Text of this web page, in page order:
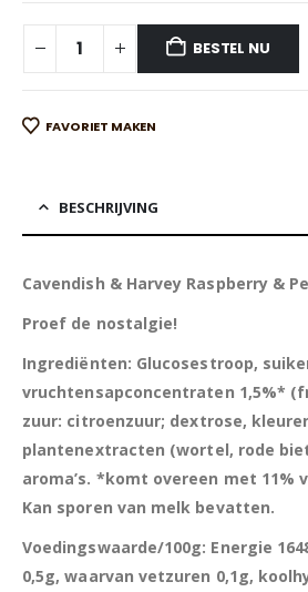
BESTEL NU
FAVORIET MAKEN
BESCHRIJVING
Cavendish & Harvey Raspberry &
Proef de nostalgie!
Ingrediënten: Glucosestroop,
vruchtensapconcentraten 1,5%*
zuur: citroenzuur; dextrose,
plantenextracten (wortel, rode
aroma’s. *komt overeen met 11%
Kan sporen van melk bevatten.
Voedingswaarde/100g: Energie
0,5g, waarvan vetzuren 0,1g,